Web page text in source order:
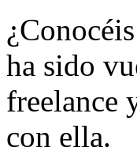
ha sido
freelance
con ella.